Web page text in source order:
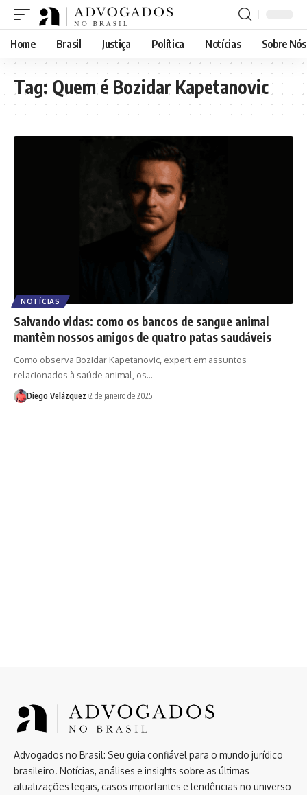
Home Brasil Justiça Política Notícias Sobre Nós
Tag: Quem é Bozidar Kapetanovic
NOTÍCIAS
Salvando vidas: como os bancos de sangue animal
mantêm nossos amigos de quatro patas saudáveis
Como observa Bozidar Kapetanovic, expert em assuntos
relacionados à saúde animal, os…
Diego Velázquez 2 de janeiro de 2025
Advogados no Brasil: Seu guia confiável para o mundo jurídico
brasileiro. Notícias, análises e insights sobre as últimas
atualizações legais, casos importantes e tendências no universo